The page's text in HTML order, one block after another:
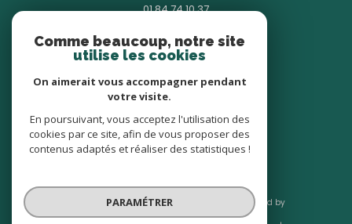
01 84 74 10 37
85 avenue Général Gallieni
93380 pierrefitte-sur-seine
nous suivre sur
© 2026 | Tous droits réservés | Traduction powered by
Google |
Comme beaucoup, notre site
utilise les cookies
On aimerait vous accompagner pendant
votre visite.
En poursuivant, vous acceptez l'utilisation des
cookies par ce site, afin de vous proposer des
contenus adaptés et réaliser des statistiques !
PARAMÉTRER